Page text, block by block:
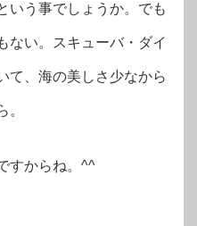
いう事でしょうか。でも
ない。スキューバ・ダイ
て、海の美しさ少なから
。
すからね。^^